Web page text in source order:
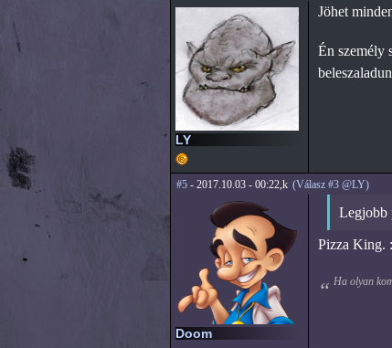
LY
Jöhet
Én személy
#5- 2017.10.03 - 00:22,k (Válasz #3 @LY)
Doom
Legjobb
Pizza King.
Ha olyan